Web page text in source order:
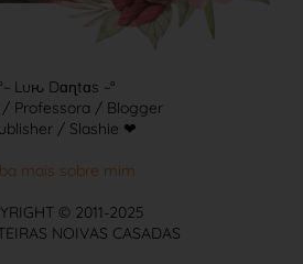
Luԋ Dɑɳtɑs ~°
Professora / Blogger
/ Slashie ❤
mais sobre mim
© 2011-2025
NOIVAS CASADAS